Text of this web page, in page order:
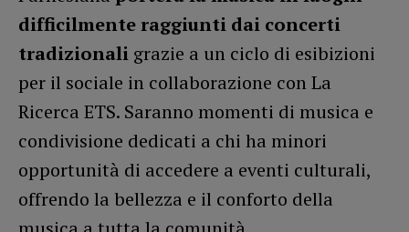
difficilmente raggiunti dai concerti
tradizionali grazie a un ciclo di esibizioni
per il sociale in collaborazione con La
Ricerca ETS. Saranno momenti di musica e
condivisione dedicati a chi ha minori
opportunità di accedere a eventi culturali,
offrendo la bellezza e il conforto della